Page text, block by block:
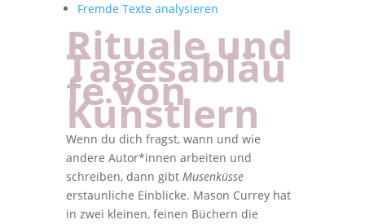
Fremde Texte analysieren
Rituale und
Tagesabläu
fe von
Künstlern
Wenn du dich fragst, wann und wie
andere Autor*innen arbeiten und
schreiben, dann gibt Musenküsse
erstaunliche Einblicke. Mason Currey hat
in zwei kleinen, feinen Büchern die